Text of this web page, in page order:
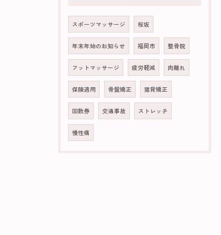
スポーツマッサージ 桜坂
年末年始のお知らせ 福岡市 整骨院
フットマッサージ 疲労軽減 肉離れ
保険適用 骨盤矯正 猫背矯正
回数券 交通事故 ストレッチ
慢性痛